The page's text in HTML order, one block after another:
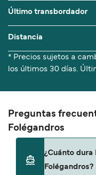
Último transbordador
Distancia
* Precios sujetos a
los últimos 30 días.
Preguntas
Folégandros
¿Cuánto dura
Folégandros?